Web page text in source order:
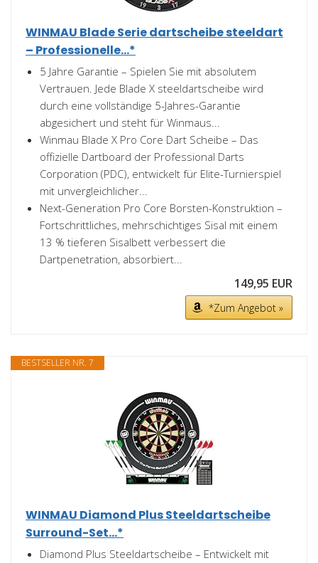
WINMAU Blade Serie dartscheibe steeldart
– Professionelle...*
5 Jahre Garantie – Spielen Sie mit absolutem
Vertrauen. Jede Blade X steeldartscheibe wird
durch eine vollständige 5-Jahres-Garantie
abgesichert und steht für Winmaus...
Winmau Blade X Pro Core Dart Scheibe – Das
offizielle Dartboard der Professional Darts
Corporation (PDC), entwickelt für Elite-Turnierspiel
mit unvergleichlicher...
Next-Generation Pro Core Borsten-Konstruktion –
Fortschrittliches, mehrschichtiges Sisal mit einem
13 % tieferen Sisalbett verbessert die
Dartpenetration, absorbiert...
149,95 EUR
*Zum Angebot »
BESTSELLER NR. 7
WINMAU Diamond Plus Steeldartscheibe
Surround-Set...*
Diamond Plus Steeldartscheibe – Entwickelt mit